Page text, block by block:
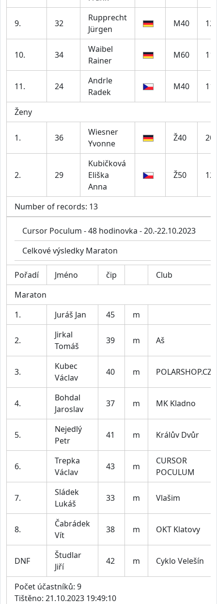
9. 32
Rupprecht
Jürgen
M40 12
10. 34
Waibel
Rainer
M60 11
11. 24
Andrle
Radek
M40 11
Ženy
1. 36
Wiesner
Yvonne
Ž40 20
2. 29
Kubičková
Eliška
Anna
Ž50 12
Number of records: 13
Cursor Poculum - 48 hodinovka - 20.-22.10.2023
Celkové výsledky Maraton
Pořadí Jméno čip
Club
Maraton
1.
Juráš Jan 45 m
2.
Jirkal
Tomáš
39 m Aš
3.
Kubec
Václav
40 m POLARSHOP.CZ
4.
Bohdal
Jaroslav
37 m MK Kladno
5.
Nejedlý
Petr
41 m Králův Dvůr
6.
Trepka
Václav
43 m
CURSOR
POCULUM
7.
Sládek
Lukáš
33 m Vlašim
8.
Čabrádek
Vít
38 m OKT Klatovy
DNF
Študlar
Jiří
42 m Cyklo Velešín
Počet účastníků: 9
Tištěno: 21.10.2023 19:49:10